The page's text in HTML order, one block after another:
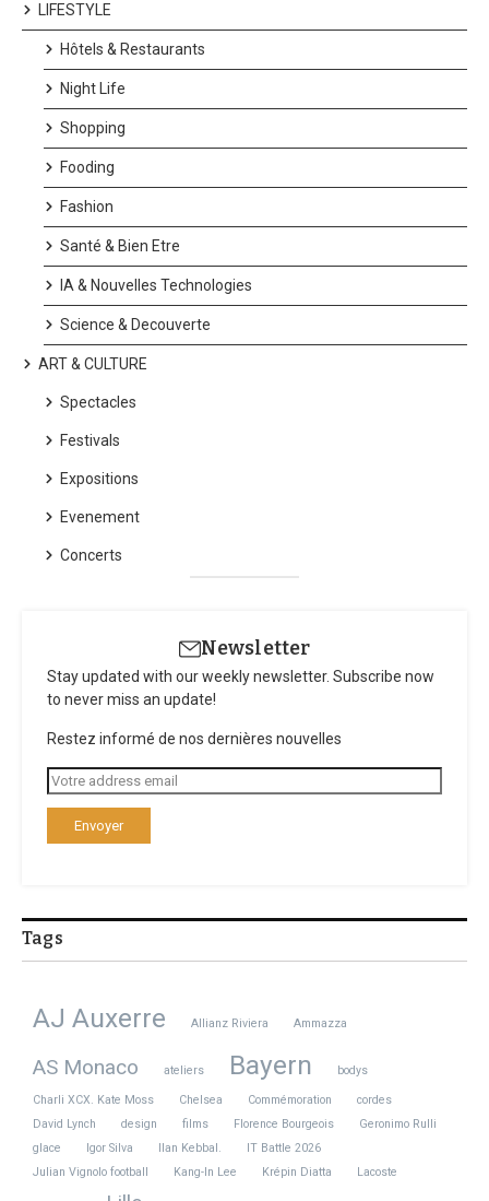
LIFESTYLE
Hôtels & Restaurants
Night Life
Shopping
Fooding
Fashion
Santé & Bien Etre
IA & Nouvelles Technologies
Science & Decouverte
ART & CULTURE
Spectacles
Festivals
Expositions
Evenement
Concerts
Newsletter
Stay updated with our weekly newsletter. Subscribe now
to never miss an update!
Restez informé de nos dernières nouvelles
Tags
AJ Auxerre Allianz Riviera Ammazza
AS Monaco ateliers Bayern bodys
Charli XCX. Kate Moss Chelsea Commémoration
cordes
David Lynch
design films Florence Bourgeois
Geronimo Rulli
glace
Igor Silva Ilan Kebbal.
IT Battle 2026
Julian Vignolo football
Kang-In Lee Krépin Diatta Lacoste